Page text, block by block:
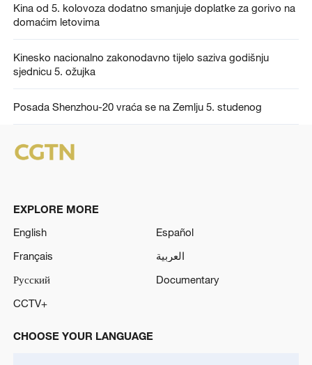
Kina od 5. kolovoza dodatno smanjuje doplatke za gorivo na
domaćim letovima
Kinesko nacionalno zakonodavno tijelo saziva godišnju
sjednicu 5. ožujka
Posada Shenzhou-20 vraća se na Zemlju 5. studenog
EXPLORE MORE
English
Español
Français
العربية
Русский
Documentary
CCTV+
CHOOSE YOUR LANGUAGE